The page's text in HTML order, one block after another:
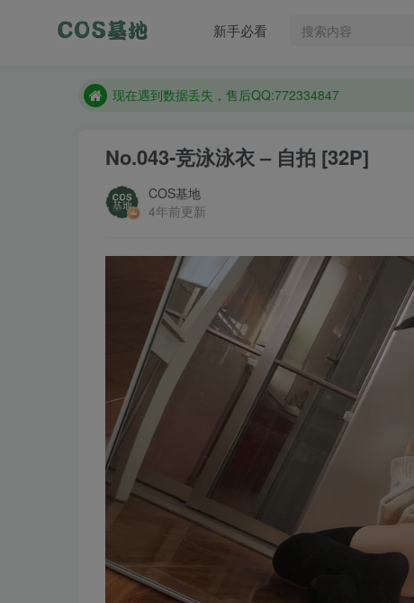
新手必看
售后QQ:772334847
现在遇到数据丢失，售后QQ:772334847
想看那个coser作品，请在搜索框搜索
No.043-竞泳泳衣 – 自拍 [32P]
COS基地
4年前更新